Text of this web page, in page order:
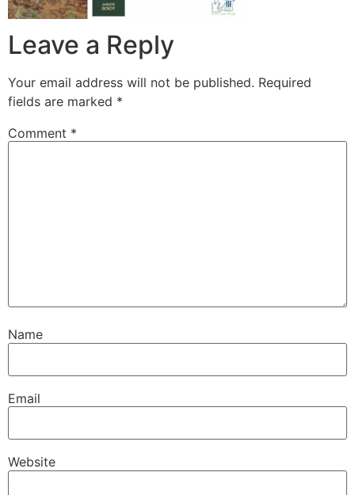
Leave a Reply
Your email address will not be published. Required
fields are marked *
Comment *
Name
Email
Website